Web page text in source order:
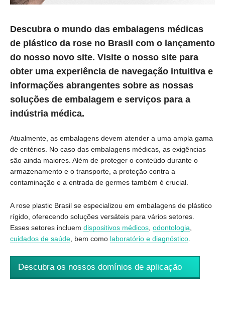
Descubra o mundo das embalagens médicas
de plástico da rose no Brasil com o lançamento
do nosso novo site. Visite o nosso site para
obter uma experiência de navegação intuitiva e
informações abrangentes sobre as nossas
soluções de embalagem e serviços para a
indústria médica.
Atualmente, as embalagens devem atender a uma ampla gama
de critérios. No caso das embalagens médicas, as exigências
são ainda maiores. Além de proteger o conteúdo durante o
armazenamento e o transporte, a proteção contra a
contaminação e a entrada de germes também é crucial.
A rose plastic Brasil se especializou em embalagens de plástico
rígido, oferecendo soluções versáteis para vários setores.
Esses setores incluem dispositivos médicos, odontologia,
cuidados de saúde, bem como laboratório e diagnóstico.
Descubra os nossos domínios de aplicação